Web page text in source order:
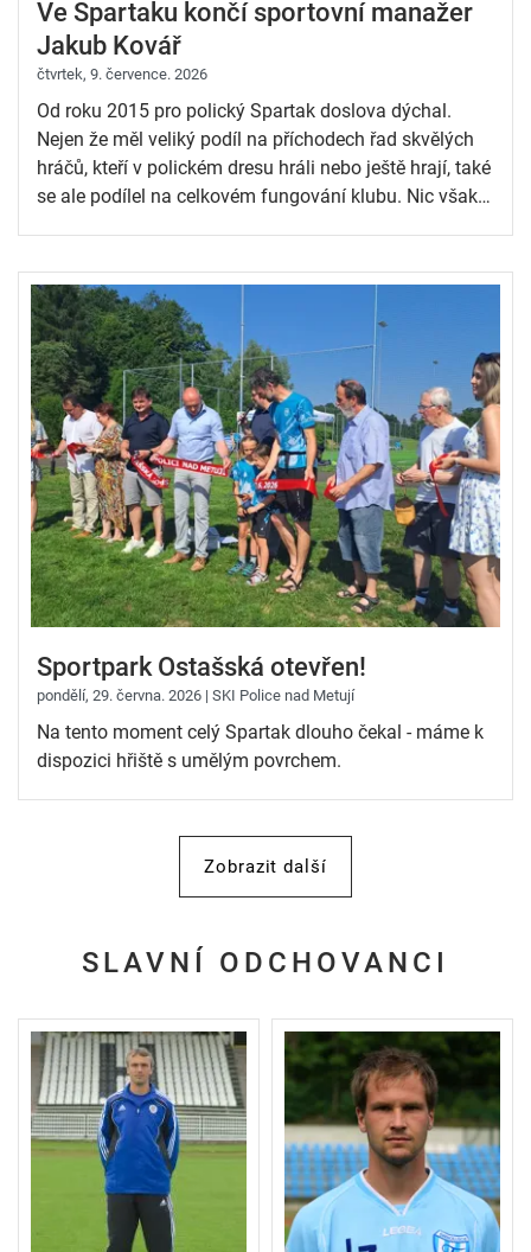
přeboru. Spartak hraje atraktivní fotbal i díky angažmá
několika hráčů původem z Afriky či Severní Ameriky.
V sezoně 2023/2024 se do Police vrací dorostencké
družstvo a Spartak má v současné chvíli 6
mládežnických mužstev.
Věřme, že fotbal v Polici bude dlouhodobě na vysoké
okresní nebo krajské úrovni hraje v současnosti celkem
šest mládežnických týmů, k tomu “B” tým dospělých,
složený převážně z hráčů do dvaceti let.
Ve Spartaku končí sportovní manažer
Jakub Kovář
čtvrtek, 9. července. 2026
Od roku 2015 pro polický Spartak doslova dýchal.
Nejen že měl veliký podíl na příchodech řad skvělých
hráčů, kteří v polickém dresu hráli nebo ještě hrají, také
se ale podílel na celkovém fungování klubu. Nic však
Sportpark Ostašská otevřen!
pondělí, 29. června. 2026 | SKI Police nad Metují
Na tento moment celý Spartak dlouho čekal - máme k
dispozici hřiště s umělým povrchem.
Zobrazit další
SLAVNÍ ODCHOVANCI